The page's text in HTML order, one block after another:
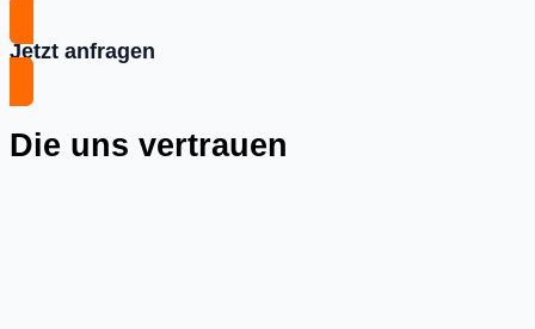
Jetzt anfragen
Die uns vertrauen